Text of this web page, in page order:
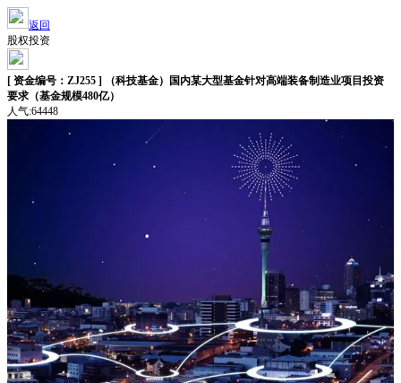
返回
股权投资
[ 资金编号：ZJ255 ] （科技基金）国内某大型基金针对高端装备制造业项目投资
要求（基金规模480亿）
人气:64448